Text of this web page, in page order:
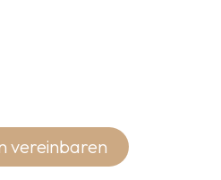
vereinbaren